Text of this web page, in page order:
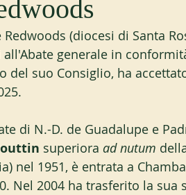
(diocesi di Santa
generale in
del suo Consiglio, ha
di N.-D. de Guadalupe e
superiora ad nutum
nel 1951, è entrata a
Nel 2004 ha trasferito la sua